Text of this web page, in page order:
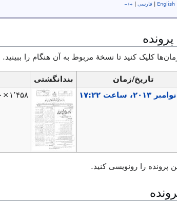
English فارسی +/−
کلیک کنید تا نسخهٔ مربوط به آن هنگام را ببینید.
تاریخ/زمان بندانگشتی
۱٬۴۵۸×۲٬۱۰۰، ۶ صفحه
پرونده را رونویسی کنید.